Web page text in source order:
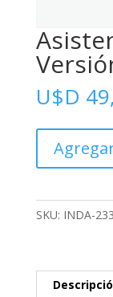
U$D
Virtual
-SKU: INDA-